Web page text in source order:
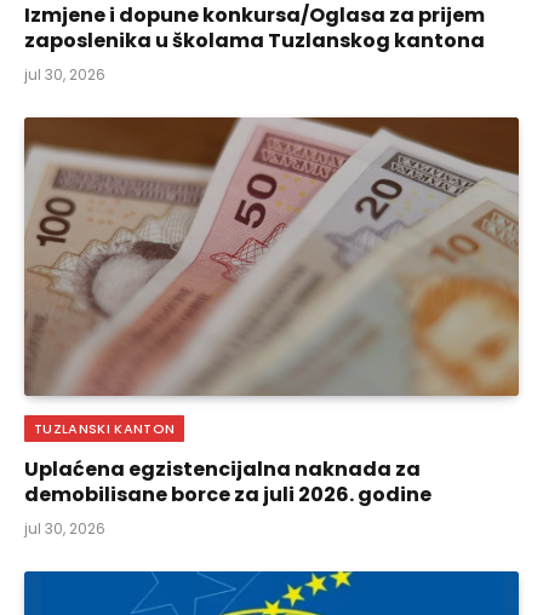
Izmjene i dopune konkursa/Oglasa za prijem
zaposlenika u školama Tuzlanskog kantona
jul 30, 2026
TUZLANSKI KANTON
Uplaćena egzistencijalna naknada za
demobilisane borce za juli 2026. godine
jul 30, 2026